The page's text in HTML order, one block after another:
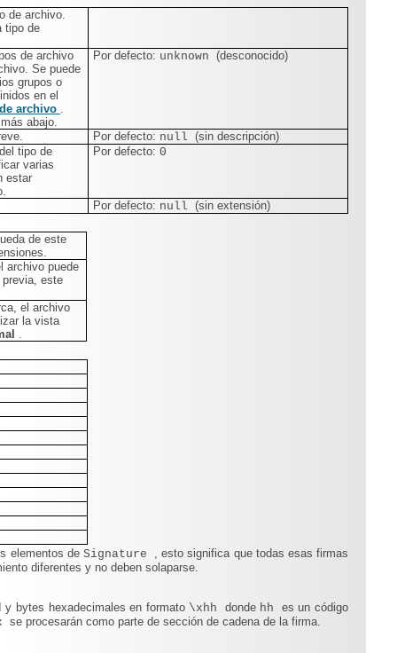
de archivo.
tipo de
de archivo
Se puede
grupos o
en el
archivo .
abajo.
Por defecto: unknown (desconocido)
Por defecto: null (sin descripción)
tipo de
varias
estar
Por defecto: 0
Por defecto: null (sin extensión)
de este
archivo puede
este
el archivo
la vista
.
elementos de Signature , esto significa que todas esas firmas
diferentes y no deben solaparse.
bytes hexadecimales en formato \xhh donde hh es un código
se procesarán como parte de sección de cadena de la firma.